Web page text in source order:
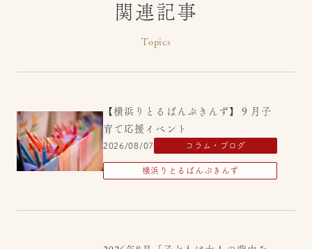
関連記事
Topics
【横浜りとるぱんぷきんず】９月子
育て応援イベント
2026/08/07 コラム・ブログ
横浜りとるぱんぷきんず